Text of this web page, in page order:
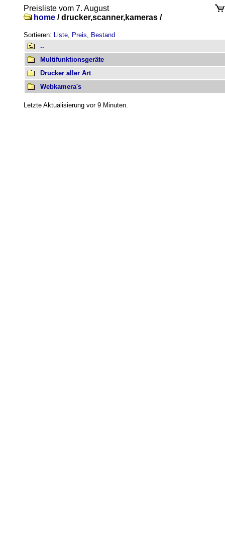
Preisliste vom 7. August
home /drucker,scanner,kameras /
Sortieren: Liste, Preis, Bestand
..
Multifunktionsgeräte
Drucker aller Art
Webkamera's
Letzte Aktualisierung vor 9 Minuten.